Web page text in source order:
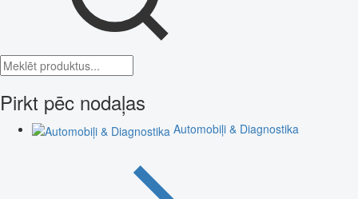
Pirkt pēc nodaļas
Automobiļi & Diagnostika